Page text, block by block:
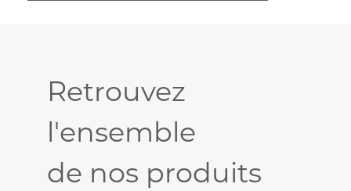
Retrouvez
l'ensemble
de nos produits